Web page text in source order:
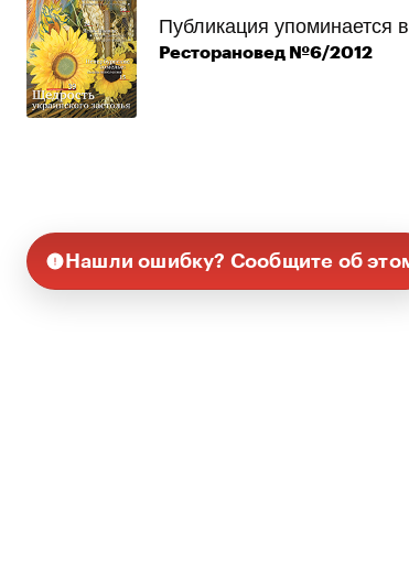
Публикация упоминается
Ресторановед №6/2012
Нашли ошибку? Сообщите об